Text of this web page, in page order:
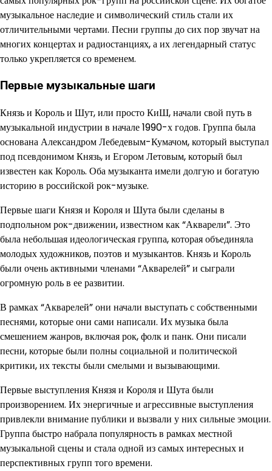
музыкальное наследие и символический стиль стали их
отличительными чертами. Песни группы до сих пор звучат на
многих концертах и радиостанциях, а их легендарный статус
только укрепляется со временем.
Первые музыкальные шаги
Князь и Король и Шут, или просто КиШ, начали свой путь в
музыкальной индустрии в начале 1990-х годов. Группа была
основана Александром Лебедевым-Кумачом, который выступал
под псевдонимом Князь, и Егором Летовым, который был
известен как Король. Оба музыканта имели долгую и богатую
историю в российской рок-музыке.
Первые шаги Князя и Короля и Шута были сделаны в
подпольном рок-движении, известном как “Акварели”. Это
была небольшая идеологическая группа, которая объединяла
молодых художников, поэтов и музыкантов. Князь и Король
были очень активными членами “Акварелей” и сыграли
огромную роль в ее развитии.
В рамках “Акварелей” они начали выступать с собственными
песнями, которые они сами написали. Их музыка была
смешением жанров, включая рок, фолк и панк. Они писали
песни, которые были полны социальной и политической
критики, их тексты были смелыми и вызывающими.
Первые выступления Князя и Короля и Шута были
произворением. Их энергичные и агрессивные выступления
привлекли внимание публики и вызвали у них сильные эмоции.
Группа быстро набрала популярность в рамках местной
музыкальной сцены и стала одной из самых интересных и
перспективных групп того времени.